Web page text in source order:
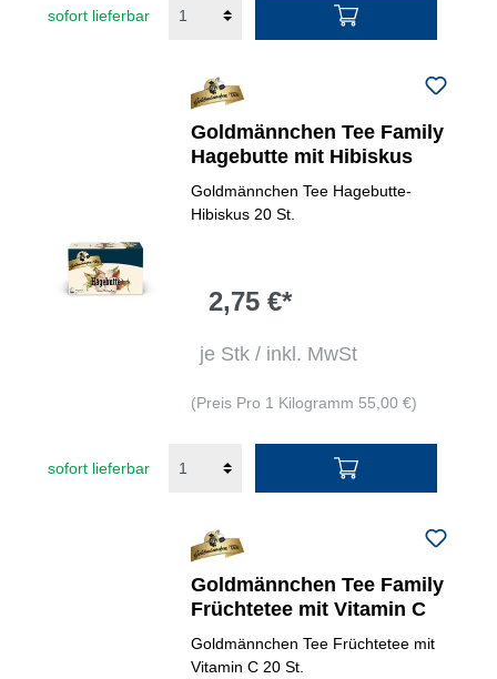
sofort lieferbar
Goldmännchen Tee Family
Hagebutte mit Hibiskus
Goldmännchen Tee Hagebutte-
Hibiskus 20 St.
2,75 €*
je Stk / inkl. MwSt
(Preis Pro 1 Kilogramm 55,00 €)
sofort lieferbar
Goldmännchen Tee Family
Früchtetee mit Vitamin C
Goldmännchen Tee Früchtetee mit
Vitamin C 20 St.